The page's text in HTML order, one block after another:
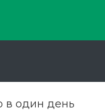
в один день